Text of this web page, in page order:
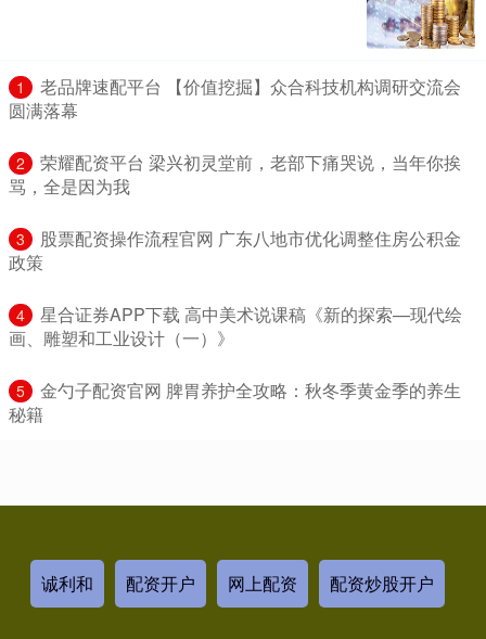
1
​老品牌速配平台 【价值挖掘】众合科技机构调研交流会
圆满落幕
2
​荣耀配资平台 梁兴初灵堂前，老部下痛哭说，当年你挨
骂，全是因为我
3
​股票配资操作流程官网 广东八地市优化调整住房公积金
政策
4
​星合证券APP下载 高中美术说课稿《新的探索—现代绘
画、雕塑和工业设计（一）》
5
​金勺子配资官网 脾胃养护全攻略：秋冬季黄金季的养生
秘籍
诚利和 配资开户 网上配资 配资炒股开户